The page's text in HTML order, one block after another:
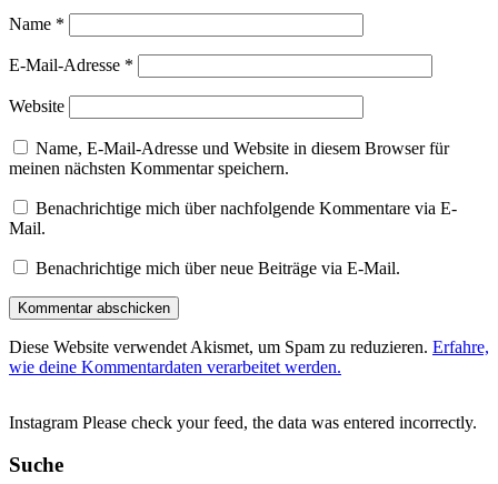
Name *
E-Mail-Adresse *
Website
Name, E-Mail-Adresse und Website in diesem Browser für
meinen nächsten Kommentar speichern.
Benachrichtige mich über nachfolgende Kommentare via E-
Mail.
Benachrichtige mich über neue Beiträge via E-Mail.
Diese Website verwendet Akismet, um Spam zu reduzieren. Erfahre,
wie deine Kommentardaten verarbeitet werden.
Instagram Please check your feed, the data was entered incorrectly.
Suche